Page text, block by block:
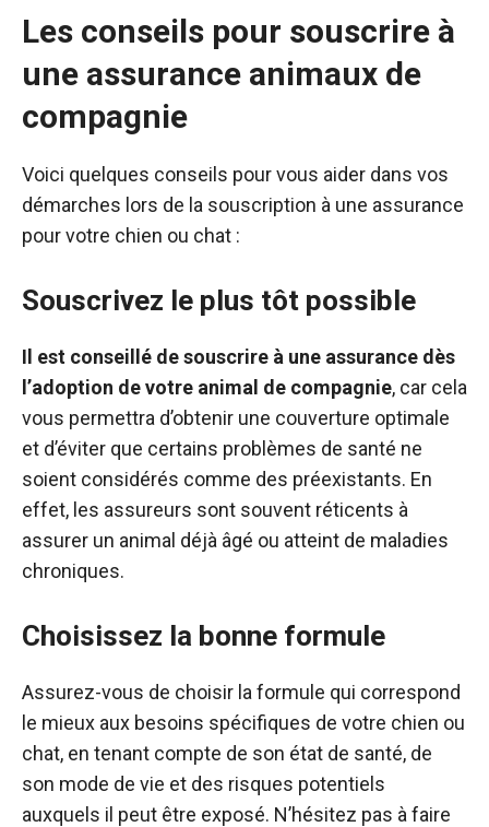
Les conseils pour souscrire à
une assurance animaux de
compagnie
Voici quelques conseils pour vous aider dans vos
démarches lors de la souscription à une assurance
pour votre chien ou chat :
Souscrivez le plus tôt possible
Il est conseillé de souscrire à une assurance dès
l’adoption de votre animal de compagnie, car cela
vous permettra d’obtenir une couverture optimale
et d’éviter que certains problèmes de santé ne
soient considérés comme des préexistants. En
effet, les assureurs sont souvent réticents à
assurer un animal déjà âgé ou atteint de maladies
chroniques.
Choisissez la bonne formule
Assurez-vous de choisir la formule qui correspond
le mieux aux besoins spécifiques de votre chien ou
chat, en tenant compte de son état de santé, de
son mode de vie et des risques potentiels
auxquels il peut être exposé. N’hésitez pas à faire